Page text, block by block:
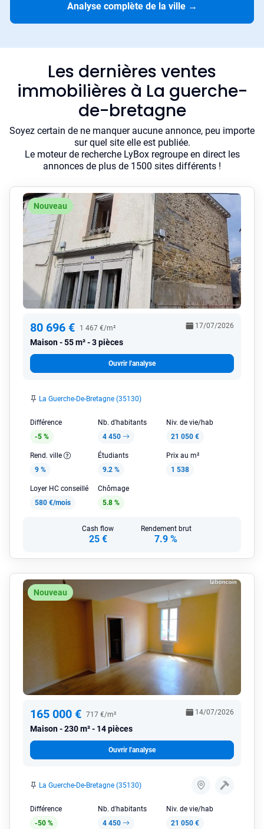
Analyse complète de la ville →
Les dernières ventes
immobilières à La guerche-
de-bretagne
Soyez certain de ne manquer aucune annonce, peu importe
sur quel site elle est publiée.
Le moteur de recherche LyBox regroupe en direct les
annonces de plus de 1500 sites différents !
Nouveau
80 696 € 1 467 €/m²
Maison 55 m² - 3 pièces
17/07/2026
Ouvrir l'analyse
La Guerche-De-Bretagne (35130)
Différence
-5 %
Nb. d'habitants
4 450
Niv. de vie/hab
21 050 €
Rend. ville
9 %
Étudiants
9.2 %
Prix au m²
1 538
Loyer HC conseillé
580 €/mois
Chômage
5.8 %
Cash flow
25 €
Rendement brut
7.9 %
Nouveau
165 000 € 717 €/m²
Maison 230 m² - 14 pièces
14/07/2026
Ouvrir l'analyse
La Guerche-De-Bretagne (35130)
Différence
-50 %
Nb. d'habitants
4 450
Niv. de vie/hab
21 050 €